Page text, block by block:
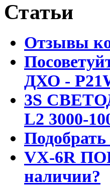
Статьи
Отзывы
ДХО -
3S
L2 3000-
VX-6R
наличии?